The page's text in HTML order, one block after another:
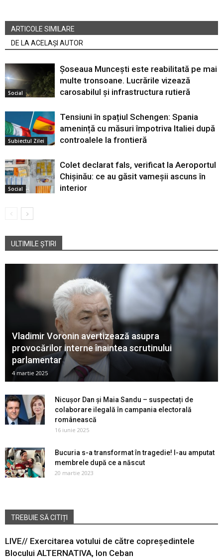
ARTICOLE SIMILARE
DE LA ACELAȘI AUTOR
Social
Șoseaua Muncești este reabilitată pe mai
multe tronsoane. Lucrările vizează
carosabilul și infrastructura rutieră
Subiectul Zilei
Tensiuni în spațiul Schengen: Spania
amenință cu măsuri împotriva Italiei după
controalele la frontieră
Social
Colet declarat fals, verificat la Aeroportul
Chișinău: ce au găsit vameșii ascuns în
interior
ULTIMILE ȘTIRI
Vladimir Voronin avertizează asupra
provocărilor interne înaintea scrutinului
parlamentar
4 martie 2025
Nicușor Dan și Maia Sandu – suspectați de
colaborare ilegală în campania electorală
românească
16 iunie 2025
Bucuria s-a transformat în tragedie! I-au amputat
membrele după ce a născut
20 martie 2023
TREBUIE SĂ CITIȚI
LIVE// Exercitarea votului de către copreședintele
Blocului ALTERNATIVA, Ion Ceban